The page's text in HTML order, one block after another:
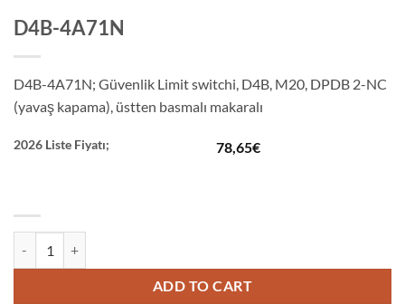
D4B-4A71N
D4B-4A71N; Güvenlik Limit switchi, D4B, M20, DPDB 2-NC
(yavaş kapama), üstten basmalı makaralı
2026 Liste Fiyatı; 78,65€
ADD TO CART